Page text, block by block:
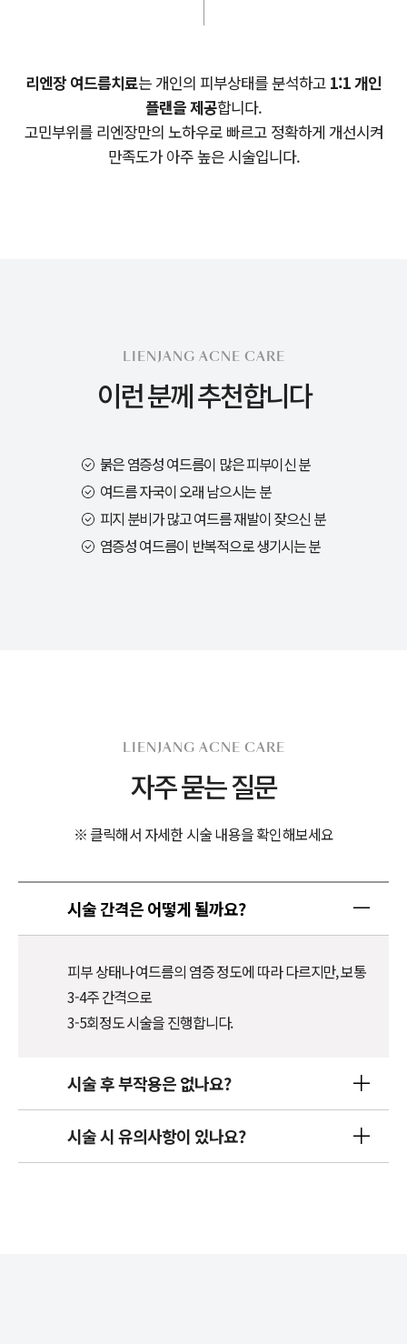
리엔장 여드름치료는 개인의 피부상태를 분석하고 1:1 개인
플랜을 제공합니다.
고민부위를 리엔장만의 노하우로 빠르고 정확하게 개선시켜
만족도가 아주 높은 시술입니다.
LIENJANG ACNE CARE
이런 분께 추천합니다
붉은 염증성 여드름이 많은 피부이신 분
여드름 자국이 오래 남으시는 분
피지 분비가 많고 여드름 재발이 잦으신 분
염증성 여드름이 반복적으로 생기시는 분
LIENJANG ACNE CARE
자주 묻는 질문
※ 클릭해서 자세한 시술 내용을 확인해보세요
시술 간격은 어떻게 될까요?
피부 상태나 여드름의 염증 정도에 따라 다르지만, 보통
3-4주 간격으로
3-5회정도 시술을 진행합니다.
시술 후 부작용은 없나요?
시술 시 유의사항이 있나요?